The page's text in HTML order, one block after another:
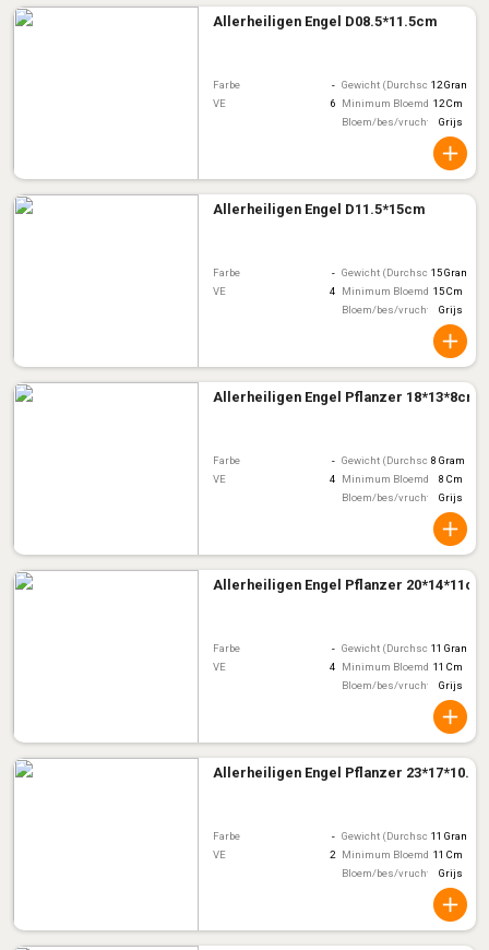
Allerheiligen Engel D08.5*11.5cm
Farbe - Gewicht (Durchschnitt)
12 Gram
VE
6 Minimum Bloemdiameter
12 Cm
Bloem/bes/vruchtkleur
Grijs
Allerheiligen Engel D11.5*15cm
Farbe - Gewicht (Durchschnitt)
15 Gram
VE
4 Minimum Bloemdiameter
15 Cm
Bloem/bes/vruchtkleur
Grijs
Allerheiligen Engel Pflanzer 18*13*8cm
Farbe - Gewicht (Durchschnitt)
8 Gram
VE
4 Minimum Bloemdiameter
8 Cm
Bloem/bes/vruchtkleur
Grijs
Allerheiligen Engel Pflanzer 20*14*11cm
Farbe - Gewicht (Durchschnitt)
11 Gram
VE
4 Minimum Bloemdiameter
11 Cm
Bloem/bes/vruchtkleur
Grijs
Allerheiligen Engel Pflanzer
Farbe - Gewicht (Durchschnitt)
11 Gram
VE
2 Minimum Bloemdiameter
11 Cm
Bloem/bes/vruchtkleur
Grijs